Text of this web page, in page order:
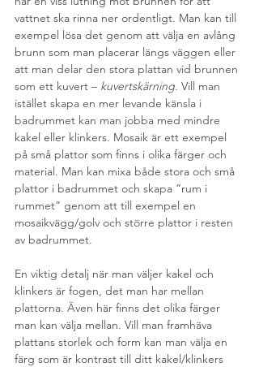
vattnet ska rinna ner ordentligt. Man kan till
exempel lösa det genom att välja en avlång
brunn som man placerar längs väggen eller
att man delar den stora plattan vid brunnen
som ett kuvert – kuvertskärning. Vill man
istället skapa en mer levande känsla i
badrummet kan man jobba med mindre
kakel eller klinkers. Mosaik är ett exempel
på små plattor som finns i olika färger och
material. Man kan mixa både stora och små
plattor i badrummet och skapa ”rum i
rummet” genom att till exempel en
mosaikvägg/golv och större plattor i resten
av badrummet.
En viktig detalj när man väljer kakel och
klinkers är fogen, det man har mellan
plattorna. Även här finns det olika färger
man kan välja mellan. Vill man framhäva
plattans storlek och form kan man välja en
färg som är kontrast till ditt kakel/klinkers